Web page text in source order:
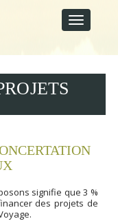
signifie que 3 %
des projets de